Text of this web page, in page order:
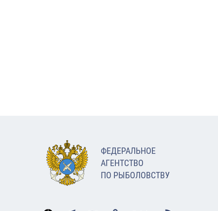
ФЕДЕРАЛЬНОЕ
АГЕНТСТВО
ПО РЫБОЛОВСТВУ